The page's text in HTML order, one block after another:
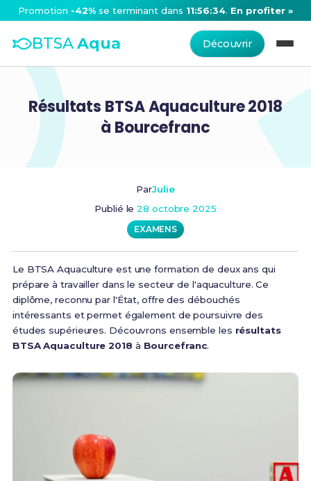
Promotion -42% se terminant dans 11:56:34. En profiter »
BTSA Aqua Découvrir
Résultats BTSA Aquaculture 2018
à Bourcefranc
ParJulie
Publié le 28 octobre 2025
EXAMENS
Le BTSA Aquaculture est une formation de deux ans qui
prépare à travailler dans le secteur de l'aquaculture. Ce
diplôme, reconnu par l'État, offre des débouchés
intéressants et permet également de poursuivre des
études supérieures. Découvrons ensemble les résultats
BTSA Aquaculture 2018 à Bourcefranc.